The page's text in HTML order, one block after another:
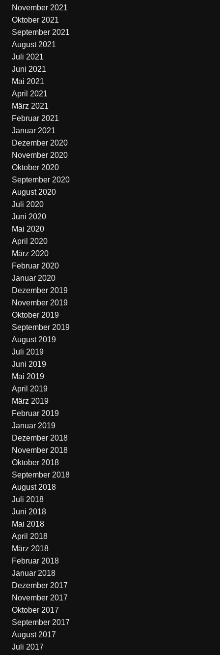
November 2021
Oktober 2021
September 2021
August 2021
Juli 2021
Juni 2021
Mai 2021
April 2021
März 2021
Februar 2021
Januar 2021
Dezember 2020
November 2020
Oktober 2020
September 2020
August 2020
Juli 2020
Juni 2020
Mai 2020
April 2020
März 2020
Februar 2020
Januar 2020
Dezember 2019
November 2019
Oktober 2019
September 2019
August 2019
Juli 2019
Juni 2019
Mai 2019
April 2019
März 2019
Februar 2019
Januar 2019
Dezember 2018
November 2018
Oktober 2018
September 2018
August 2018
Juli 2018
Juni 2018
Mai 2018
April 2018
März 2018
Februar 2018
Januar 2018
Dezember 2017
November 2017
Oktober 2017
September 2017
August 2017
Juli 2017